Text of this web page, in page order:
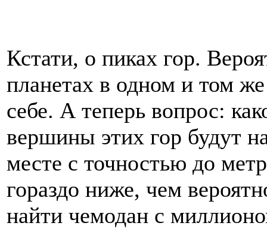
Кстати, о пиках гор.
планетах в одном и том
себе. А теперь вопрос:
вершины этих гор будут
месте с точностью до
гораздо ниже, чем
найти чемодан с